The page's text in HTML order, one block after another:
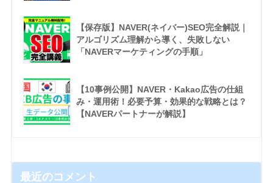
【保存版】NAVER(ネイバー)SEO完全解説｜
アルゴリズム理解から導く、失敗しない
「NAVERマーケティングの手順」
【10事例公開】NAVER・Kakao広告の仕組
み・運用術！必要予算・効果的な戦略とは？
【NAVERパートナーが解説】
最近のコメント